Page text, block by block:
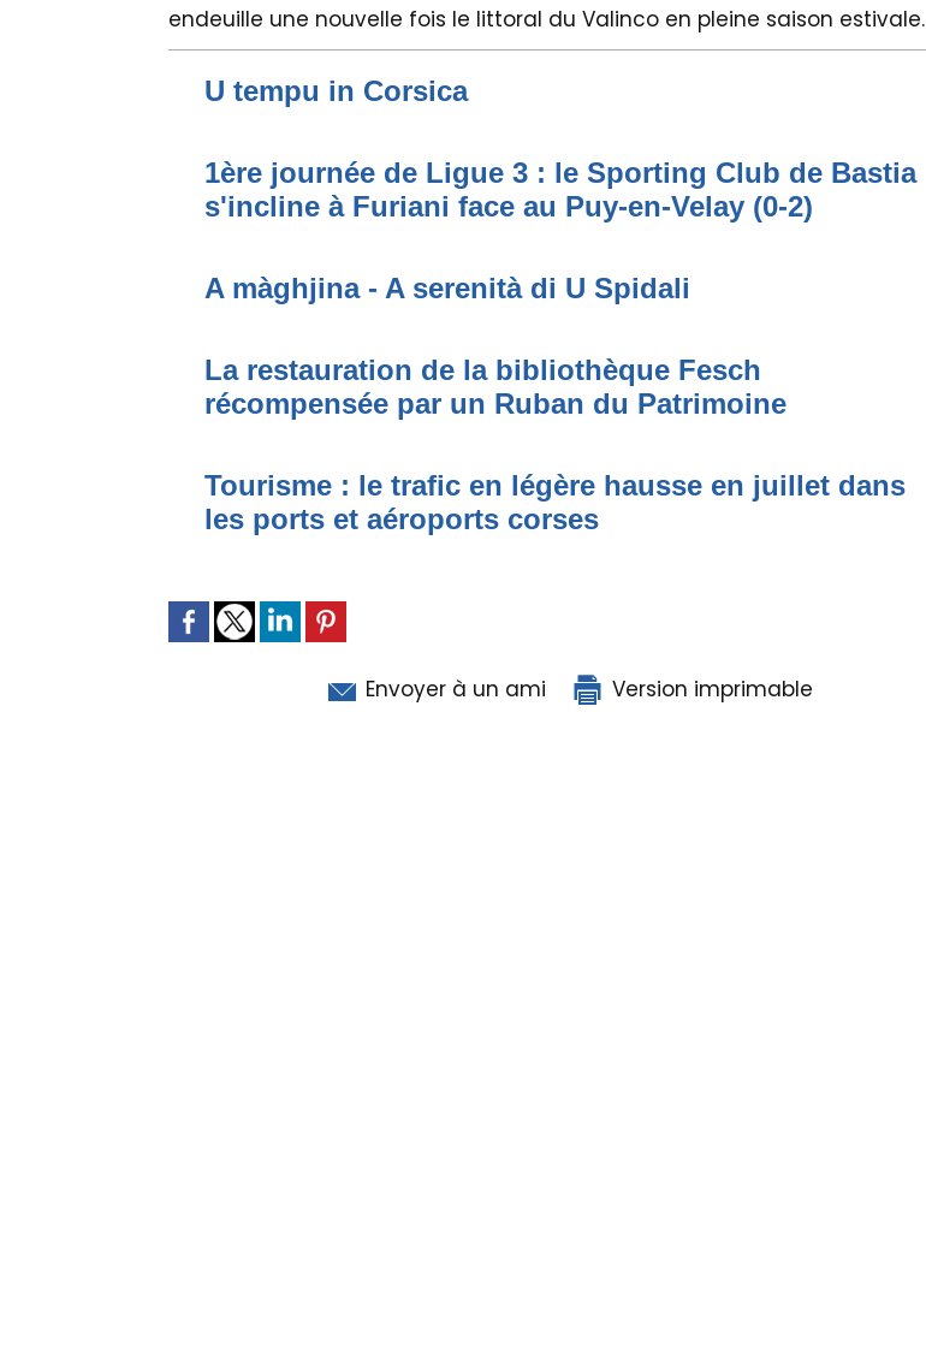
endeuille une nouvelle fois le littoral du Valinco en pleine saison estivale.
U tempu in Corsica
1ère journée de Ligue 3 : le Sporting Club de Bastia
s'incline à Furiani face au Puy-en-Velay (0-2)
A màghjina - A serenità di U Spidali
La restauration de la bibliothèque Fesch
récompensée par un Ruban du Patrimoine
Tourisme : le trafic en légère hausse en juillet dans
les ports et aéroports corses
Envoyer à un ami Version imprimable